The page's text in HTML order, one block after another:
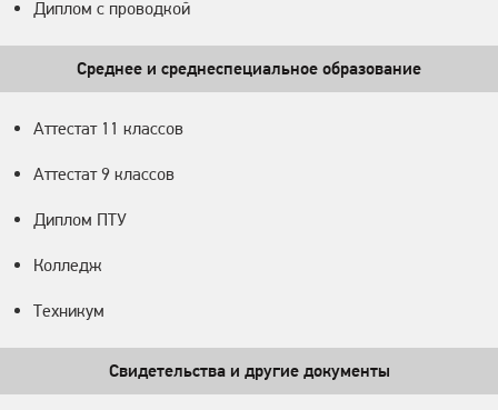
Диплом с проводкой
Среднее и среднеспециальное образование
Аттестат 11 классов
Аттестат 9 классов
Диплом ПТУ
Колледж
Техникум
Свидетельства и другие документы